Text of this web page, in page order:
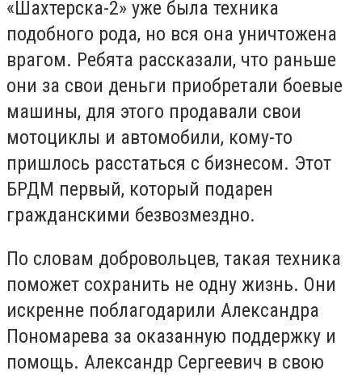
«Шахтерска-2» уже была техника
подобного рода, но вся она уничтожена
врагом. Ребята рассказали, что раньше
они за свои деньги приобретали боевые
машины, для этого продавали свои
мотоциклы и автомобили, кому-то
пришлось расстаться с бизнесом. Этот
БРДМ первый, который подарен
гражданскими безвозмездно.
По словам добровольцев, такая техника
поможет сохранить не одну жизнь. Они
искренне поблагодарили Александра
Пономарева за оказанную поддержку и
помощь. Александр Сергеевич в свою